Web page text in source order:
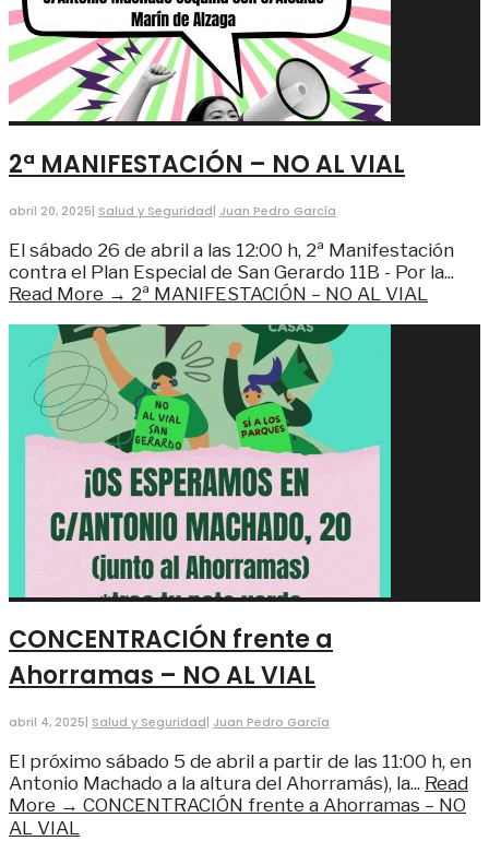
2ª MANIFESTACIÓN – NO AL VIAL
abril 20, 2025| Salud y Seguridad| Juan Pedro García
El sábado 26 de abril a las 12:00 h, 2ª Manifestación
contra el Plan Especial de San Gerardo 11B - Por la...
Read More → 2ª MANIFESTACIÓN – NO AL VIAL
CONCENTRACIÓN frente a
Ahorramas – NO AL VIAL
abril 4, 2025| Salud y Seguridad| Juan Pedro García
El próximo sábado 5 de abril a partir de las 11:00 h, en
Antonio Machado a la altura del Ahorramás), la... Read
More → CONCENTRACIÓN frente a Ahorramas – NO
AL VIAL